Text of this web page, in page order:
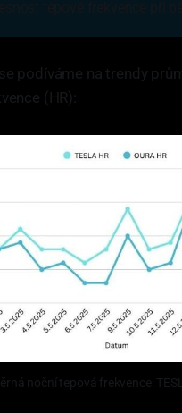
podíváme na trendy
(HR):
noční tepová frekvence: